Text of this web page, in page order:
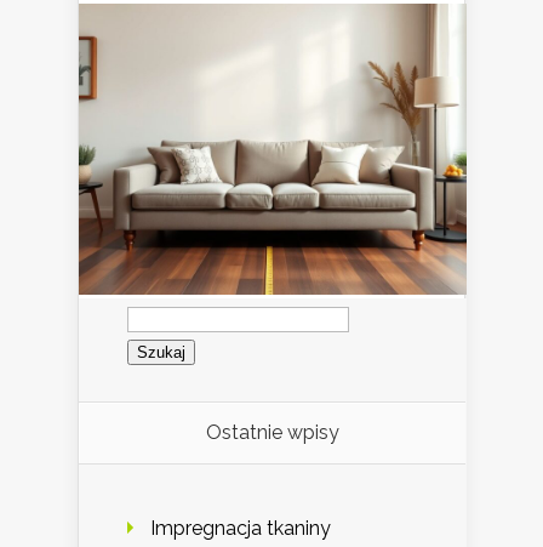
Szukaj:
Ostatnie wpisy
Impregnacja tkaniny